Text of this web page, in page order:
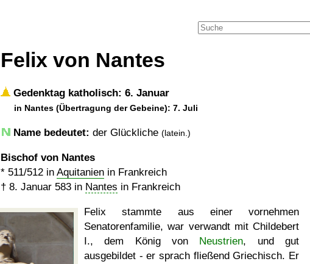
Felix von Nantes
Gedenktag katholisch: 6. Januar
in Nantes (Übertragung der Gebeine): 7. Juli
Name bedeutet: der Glückliche (latein.)
Bischof von Nantes
* 511/512 in Aquitanien in Frankreich
† 8. Januar 583 in Nantes in Frankreich
Felix stammte aus einer vornehmen
Senatorenfamilie, war verwandt mit Childebert
I., dem König von Neustrien, und gut
ausgebildet - er sprach fließend Griechisch. Er